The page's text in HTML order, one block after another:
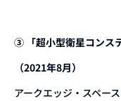
③ 「超小型衛星コンス
（2021年8月）
アークエッジ・スペー